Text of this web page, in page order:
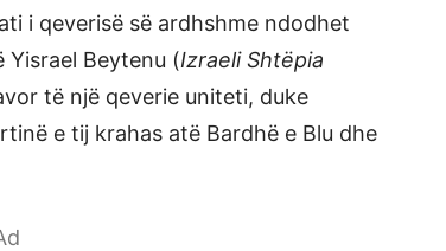
i qeverisë së ardhshme ndodhet
Beytenu (Izraeli Shtëpia
të një qeverie uniteti, duke
e tij krahas atë Bardhë e Blu dhe